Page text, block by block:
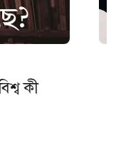
পথে এক
ফেলে, সেটি হলো